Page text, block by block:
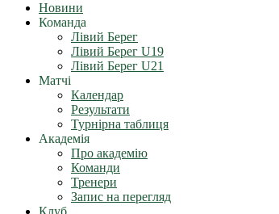
Новини
Команда
Лівий Берег
Лівий Берег U19
Лівий Берег U21
Матчі
Календар
Результати
Турнірна таблиця
Академія
Про академію
Команди
Тренери
Запис на перегляд
Клуб